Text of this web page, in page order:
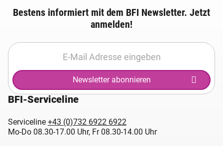
Bestens informiert mit dem BFI Newsletter. Jetzt
anmelden!
Newsletter abonnieren
BFI-Serviceline
Serviceline +43 (0)732 6922 6922
Mo-Do 08.30-17.00 Uhr, Fr 08.30-14.00 Uhr